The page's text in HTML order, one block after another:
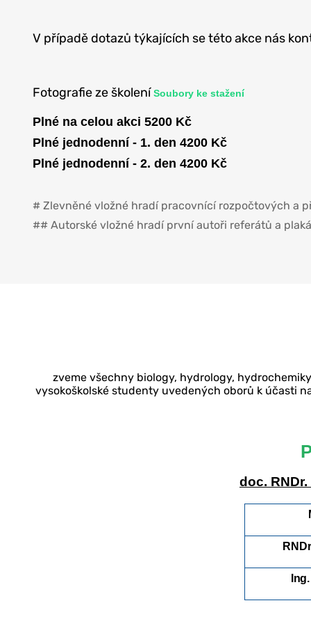
V případě dotazů týkajících se této akce nás
Fotografie ze školeníSoubory ke stažení
Plné na celou akci 5200 Kč
Plné jednodenní - 1. den 4200 Kč
Plné jednodenní - 2. den 4200 Kč
# Zlevněné vložné hradí pracovnící rozpočtových a
## Autorské vložné hradí první autoři referátů a
zveme všechny biology, hydrology,
vysokoškolské studenty uvedených oborů k účasti
doc.